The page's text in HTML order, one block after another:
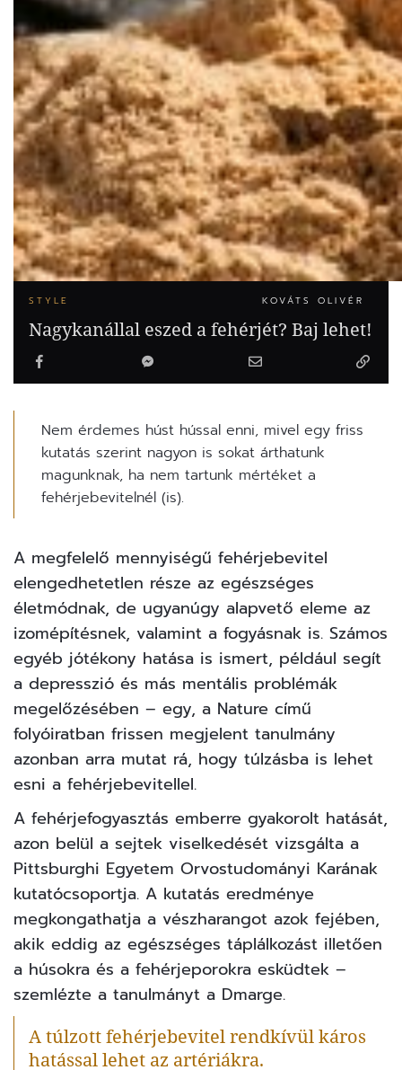
STYLE KOVÁTS OLIVÉR
Nagykanállal eszed a fehérjét? Baj lehet!
Nem érdemes húst hússal enni, mivel egy friss
kutatás szerint nagyon is sokat árthatunk
magunknak, ha nem tartunk mértéket a
fehérjebevitelnél (is).
A megfelelő mennyiségű fehérjebevitel
elengedhetetlen része az egészséges
életmódnak, de ugyanúgy alapvető eleme az
izomépítésnek, valamint a fogyásnak is. Számos
egyéb jótékony hatása is ismert, például segít
a depresszió és más mentális problémák
megelőzésében – egy, a Nature című
folyóiratban frissen megjelent tanulmány
azonban arra mutat rá, hogy túlzásba is lehet
esni a fehérjebevitellel.
A fehérjefogyasztás emberre gyakorolt hatását,
azon belül a sejtek viselkedését vizsgálta a
Pittsburghi Egyetem Orvostudományi Karának
kutatócsoportja. A kutatás eredménye
megkongathatja a vészharangot azok fejében,
akik eddig az egészséges táplálkozást illetően
a húsokra és a fehérjeporokra esküdtek –
szemlézte a tanulmányt a Dmarge.
A túlzott fehérjebevitel rendkívül káros
hatással lehet az artériákra.